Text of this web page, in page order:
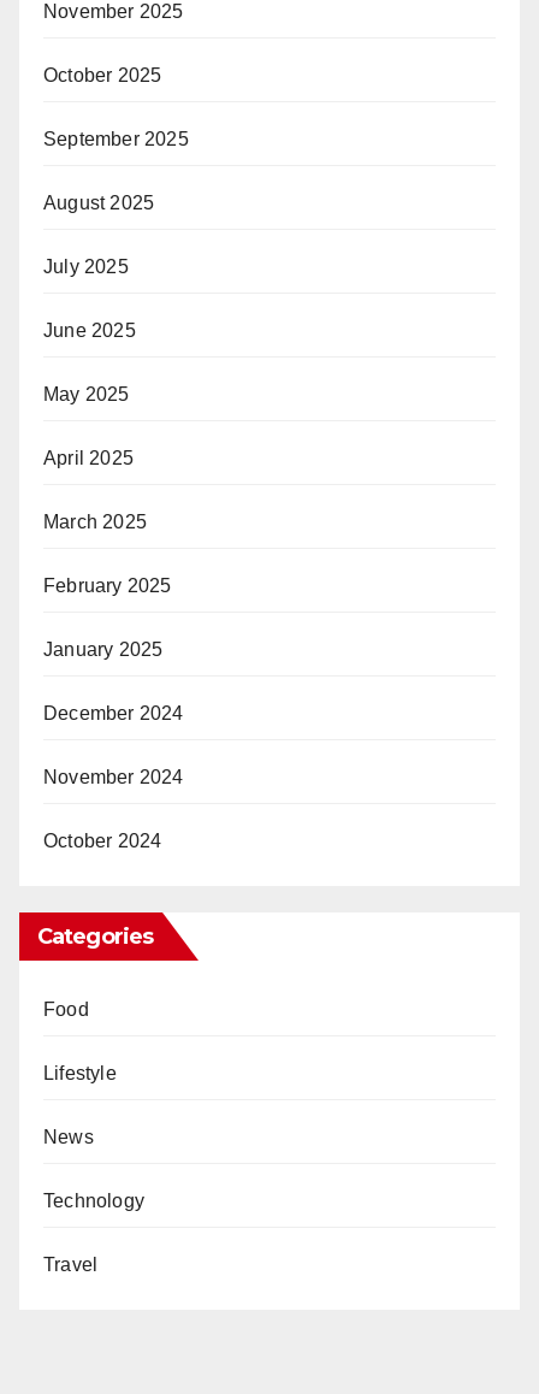
November 2025
October 2025
September 2025
August 2025
July 2025
June 2025
May 2025
April 2025
March 2025
February 2025
January 2025
December 2024
November 2024
October 2024
Categories
Food
Lifestyle
News
Technology
Travel